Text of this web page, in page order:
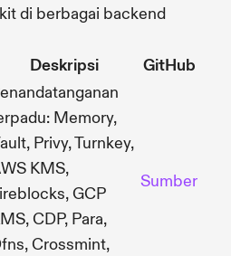
di berbagai backend
Deskripsi GitHub
Memory,
Privy, Turnkey,
KMS,
GCP
CDP, Para,
Crossmint,
Sumber